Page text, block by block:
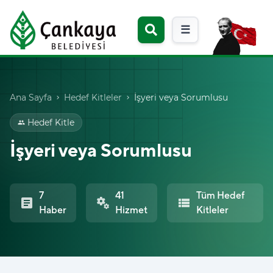
☰
Ana Sayfa chevron_right Hedef Kitleler chevron_right İşyeri veya Sorumlusu
group Hedef Kitle
İşyeri veya Sorumlusu
article
7
Haber
miscellaneous_services
41
Hizmet
view_list
Tüm Hedef
Kitleler